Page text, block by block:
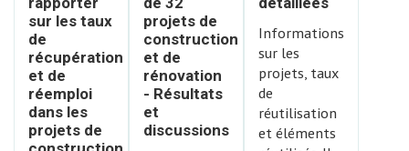
sur les taux
de
récupération
et de
réemploi
dans les
projets de
projets de
construction
et de
rénovation
- Résultats
et
discussions
Informations
sur les
projets, taux
de
réutilisation
et éléments